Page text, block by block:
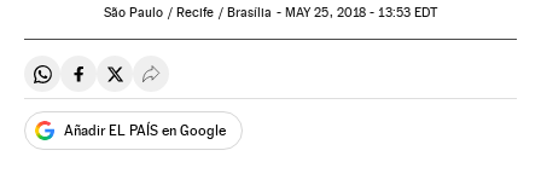
São Paulo / Recife / Brasília - MAY25, 2018 - 13:53EDT
Compartir en Whatsapp
Compartir en Facebook
Compartir en Twitter
Desplegar Redes Sociales
Añadir EL PAÍS en Google